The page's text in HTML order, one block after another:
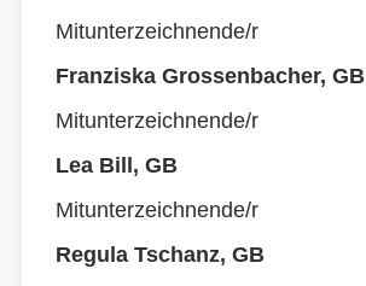
Mitunterzeichnende/r
Franziska Grossenbacher, GB
Mitunterzeichnende/r
Lea Bill, GB
Mitunterzeichnende/r
Regula Tschanz, GB